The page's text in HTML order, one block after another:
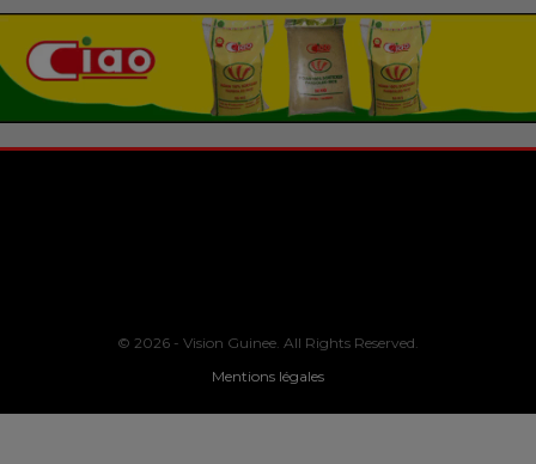
© 2026 - Vision Guinee. All Rights Reserved.
Mentions légales